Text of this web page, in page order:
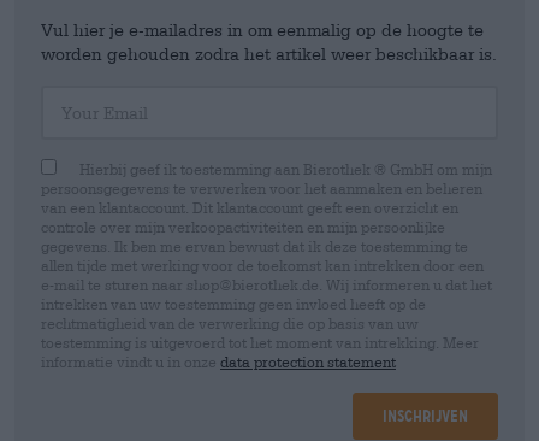
Vul hier je e-mailadres in om eenmalig op de hoogte te
worden gehouden zodra het artikel weer beschikbaar is.
Hierbij geef ik toestemming aan Bierothek ® GmbH om mijn
persoonsgegevens te verwerken voor het aanmaken en beheren
van een klantaccount. Dit klantaccount geeft een overzicht en
controle over mijn verkoopactiviteiten en mijn persoonlijke
gegevens. Ik ben me ervan bewust dat ik deze toestemming te
allen tijde met werking voor de toekomst kan intrekken door een
e-mail te sturen naar shop@bierothek.de. Wij informeren u dat het
intrekken van uw toestemming geen invloed heeft op de
rechtmatigheid van de verwerking die op basis van uw
toestemming is uitgevoerd tot het moment van intrekking. Meer
informatie vindt u in onze data protection statement
Inschrijven